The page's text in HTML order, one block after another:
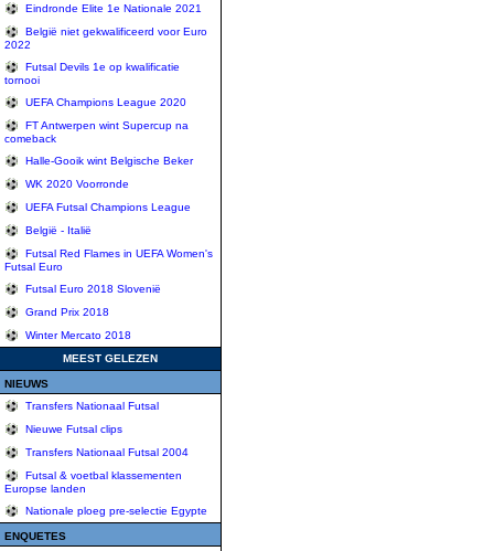
Eindronde Elite 1e Nationale 2021
België niet gekwalificeerd voor Euro
2022
Futsal Devils 1e op kwalificatie
tornooi
UEFA Champions League 2020
FT Antwerpen wint Supercup na
comeback
Halle-Gooik wint Belgische Beker
WK 2020 Voorronde
UEFA Futsal Champions League
België - Italië
Futsal Red Flames in UEFA Women's
Futsal Euro
Futsal Euro 2018 Slovenië
Grand Prix 2018
Winter Mercato 2018
MEEST GELEZEN
NIEUWS
Transfers Nationaal Futsal
Nieuwe Futsal clips
Transfers Nationaal Futsal 2004
Futsal & voetbal klassementen
Europse landen
Nationale ploeg pre-selectie Egypte
ENQUETES